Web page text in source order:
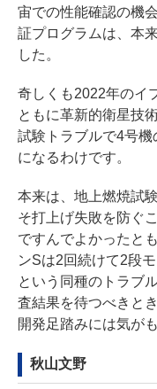
宙での性能確認の機
証プログラムは、本
した。
奇しくも2022年のイ
ともに革新的衛星技
試験トラブルで4号機
になるわけです。
本来は、地上燃焼試
そ打上げ失敗を防ぐ
ですんでよかったと
ンSは2回続けて2段
という同種のトラブ
査結果を待つべきと
開発足踏みには気が
秋山文野